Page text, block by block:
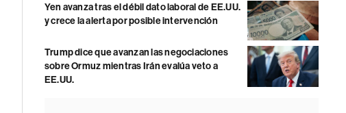
Yen avanza tras el débil dato laboral de EE.UU.
y crece la alerta por posible intervención
Trump dice que avanzan las negociaciones
sobre Ormuz mientras Irán evalúa veto a
EE.UU.